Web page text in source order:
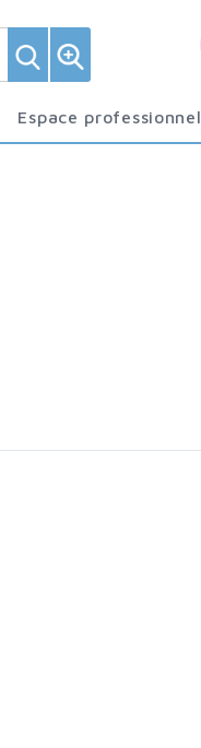
Espace professionnel